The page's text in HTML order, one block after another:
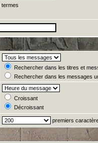
termes
Rechercher dans les titres et
Rechercher dans les messages
Croissant
Décroissant
premiers